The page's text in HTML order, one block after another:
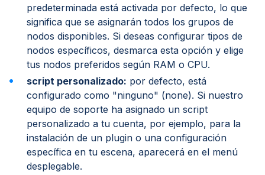
predeterminada está activada por defecto, lo que
significa que se asignarán todos los grupos de
nodos disponibles. Si deseas configurar tipos de
nodos específicos, desmarca esta opción y elige
tus nodos preferidos según RAM o CPU.
script personalizado: por defecto, está
configurado como "ninguno" (none). Si nuestro
equipo de soporte ha asignado un script
personalizado a tu cuenta, por ejemplo, para la
instalación de un plugin o una configuración
específica en tu escena, aparecerá en el menú
desplegable.